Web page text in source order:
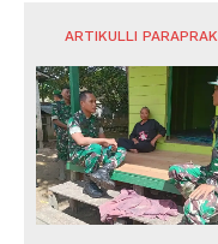
ARTIKULLI PARAPRAK